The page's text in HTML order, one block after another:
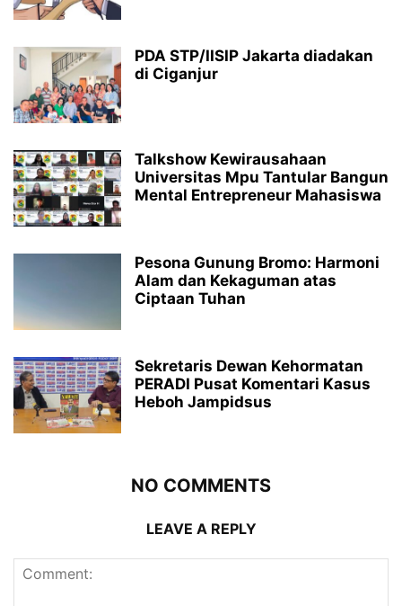
PDA STP/IISIP Jakarta diadakan
di Ciganjur
Talkshow Kewirausahaan
Universitas Mpu Tantular Bangun
Mental Entrepreneur Mahasiswa
Pesona Gunung Bromo: Harmoni
Alam dan Kekaguman atas
Ciptaan Tuhan
Sekretaris Dewan Kehormatan
PERADI Pusat Komentari Kasus
Heboh Jampidsus
NO COMMENTS
LEAVE A REPLY